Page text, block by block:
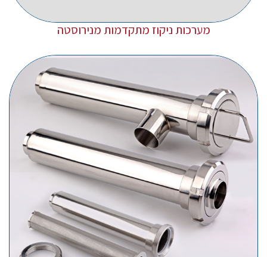
מערכות ניקוז מתקדמות מנירוסטה